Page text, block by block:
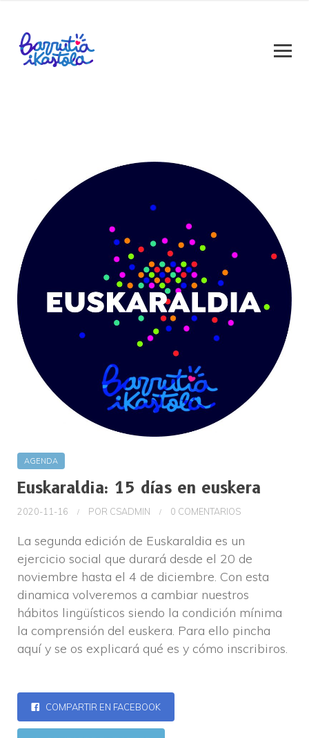
AGENDA
Euskaraldia: 15 días en euskera
2020-11-16 POR CSADMIN 0 COMENTARIOS
La segunda edición de Euskaraldia es un
ejercicio social que durará desde el 20 de
noviembre hasta el 4 de diciembre. Con esta
dinamica volveremos a cambiar nuestros
hábitos lingüísticos siendo la condición mínima
la comprensión del euskera. Para ello pincha
aquí y se os explicará qué es y cómo inscribiros.
COMPARTIR EN FACEBOOK